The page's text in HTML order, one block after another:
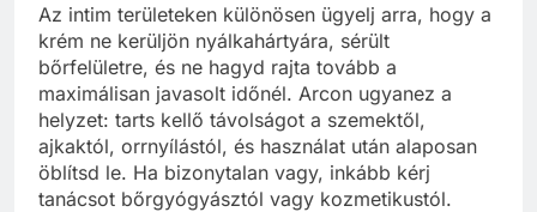
Az intim területeken különösen ügyelj arra, hogy a
krém ne kerüljön nyálkahártyára, sérült
bőrfelületre, és ne hagyd rajta tovább a
maximálisan javasolt időnél. Arcon ugyanez a
helyzet: tarts kellő távolságot a szemektől,
ajkaktól, orrnyílástól, és használat után alaposan
öblítsd le. Ha bizonytalan vagy, inkább kérj
tanácsot bőrgyógyásztól vagy kozmetikustól.